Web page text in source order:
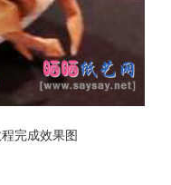
完成效果图